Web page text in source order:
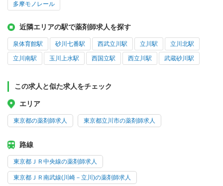
多摩モノレール
近隣エリアの駅で薬剤師求人を探す
泉体育館駅 砂川七番駅 西武立川駅 立川駅 立川北駅
立川南駅 玉川上水駅 西国立駅 西立川駅 武蔵砂川駅
この求人と似た求人をチェック
エリア
東京都の薬剤師求人 東京都立川市の薬剤師求人
路線
東京都ＪＲ中央線の薬剤師求人
東京都ＪＲ南武線(川崎－立川)の薬剤師求人